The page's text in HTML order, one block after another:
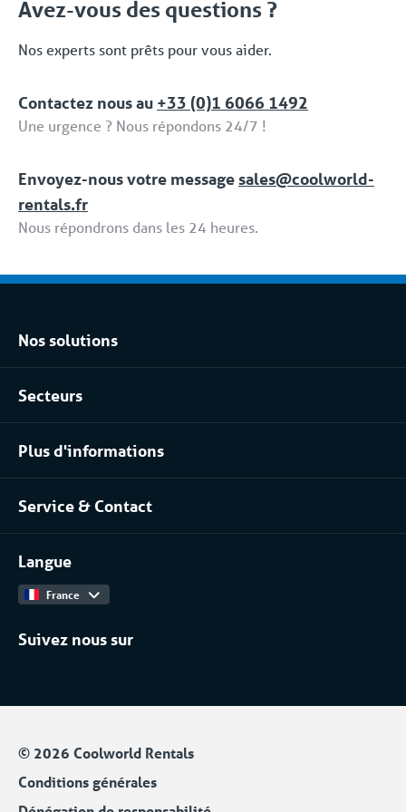
compris / Full Service'.
Avez-vous des questions ?
Nos experts sont prêts pour vous aider.
Contactez nous au +33 (0)1 6066 1492
Une urgence ? Nous répondons 24/7 !
Envoyez-nous votre message sales@coolworld-
rentals.fr
Nous répondrons dans les 24 heures.
Nos solutions
Location climatisation réversible
Location chambres positives et négatives
Location pour les process industriels
Secteurs
Agro-alimentaire
Pharmaceutique
Chimique
Installateurs / Maintenanciers
Plus d'informations
À propos de nous
Notre équipe
Travailler chez
Catalogue Produits
Plan de Sobriété Énergétique
Service & Contact
Contact
Langue
France
Suivez nous sur
© 2026 Coolworld Rentals
Conditions générales